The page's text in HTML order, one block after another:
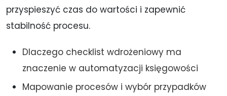
przyspieszyć czas do wartości i zapewnić
stabilność procesu.
Dlaczego checklist wdrożeniowy ma
znaczenie w automatyzacji księgowości
Mapowanie procesów i wybór przypadków